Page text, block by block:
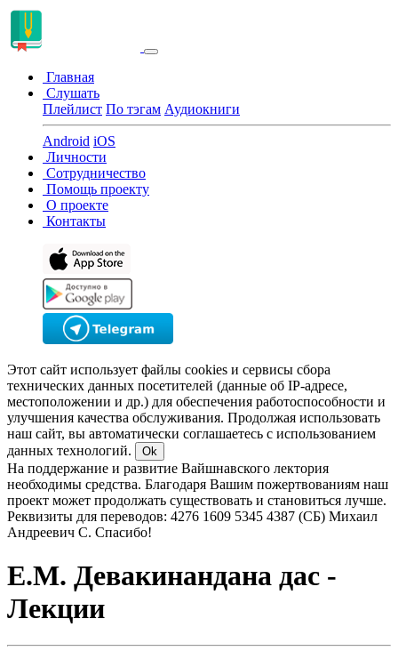
Главная
Слушать
Плейлист По тэгам Аудиокниги
Android iOS
Личности
Сотрудничество
Помощь проекту
О проекте
Контакты
Этот сайт использует файлы cookies и сервисы сбора
технических данных посетителей (данные об IP-адресе,
местоположении и др.) для обеспечения работоспособности и
улучшения качества обслуживания. Продолжая использовать
наш сайт, вы автоматически соглашаетесь с использованием
данных технологий.
Ok
На поддержание и развитие Вайшнавского лектория
необходимы средства. Благодаря Вашим пожертвованиям наш
проект может продолжать существовать и становиться лучше.
Реквизиты для переводов: 4276 1609 5345 4387 (СБ) Михаил
Андреевич С. Спасибо!
Е.М. Девакинандана дас -
Лекции